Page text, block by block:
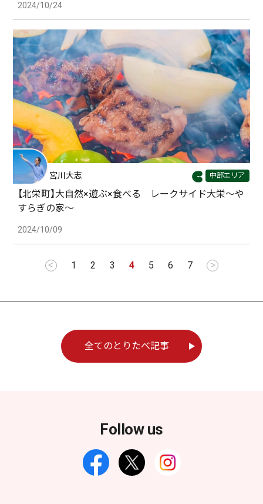
2024/10/24
宮川大志 中部エリア
【北栄町】大自然×遊ぶ×食べる レークサイド大栄〜や
すらぎの家〜
2024/10/09
＜ 1 2 3 4 5 6 7 ＞
全てのとりたべ記事
Follow us